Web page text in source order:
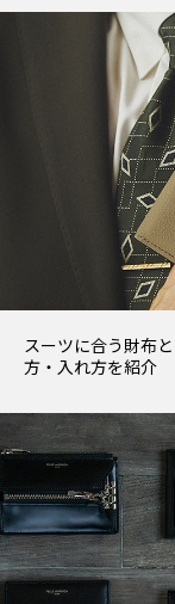
スーツに合う財布
方・入れ方を紹介